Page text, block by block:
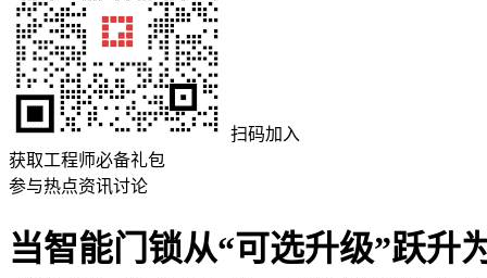
扫码加入
获取工程师必备礼包
参与热点资讯讨论
当智能门锁从“可选升级”跃升